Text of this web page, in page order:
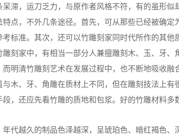
，运刀乏力，与原作者风格不符，有的虽形似
特点，不外几条途径。首先，可从那些已经被确
考标准。其次，还可以竹雕刻家同时代所作的其
雕刻家中，有相当一部分人兼擅雕刻木、玉、牙
而明清竹雕刻艺术在发展过程中，也不断地吸收
与木、牙、角雕在质材上不同，但在雕刻技法上
，还应先看竹雕的质地和包浆。好的竹雕材料多
越久的制品色泽越深，呈琥珀色、暗红褐色、